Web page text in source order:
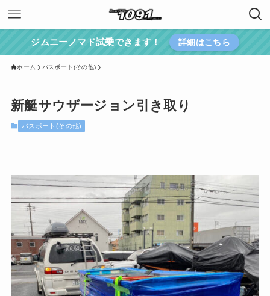
ジムニーノマド試乗できます！ 詳細はこちら
ホーム バスボート(その他)
新艇サウザージョン引き取り
バスボート(その他)